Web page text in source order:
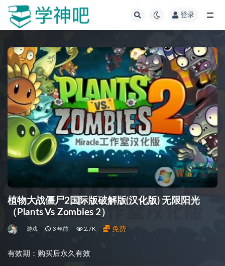
登录
植物大战僵尸2国际版破解版(汉化版) 无限阳光
（Plants Vs Zombies 2）
游戏 3 年前 2.7K 免费
有效期：购买后永久有效